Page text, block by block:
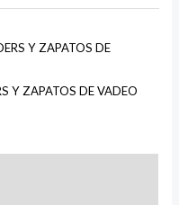
Y ZAPATOS DE
Y ZAPATOS DE VADEO